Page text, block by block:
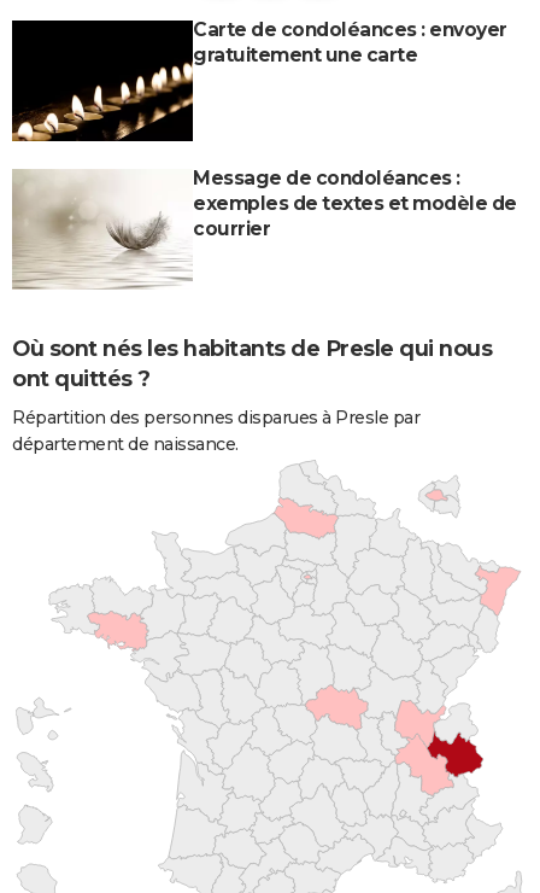
Carte de condoléances : envoyer
gratuitement une carte
Message de condoléances :
exemples de textes et modèle de
courrier
Où sont nés les habitants de Presle qui nous
ont quittés ?
Répartition des personnes disparues à Presle par
département de naissance.